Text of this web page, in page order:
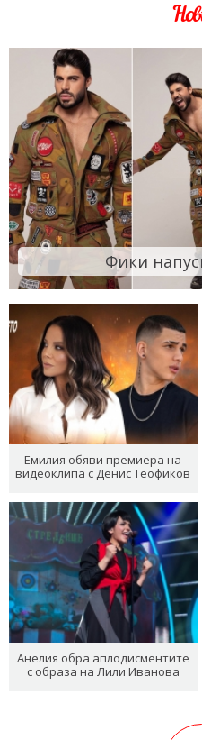
Фики
Емилия обяви премиера на
видеоклипа с Денис Теофиков
Анелия обра аплодисментите
с образа на Лили Иванова